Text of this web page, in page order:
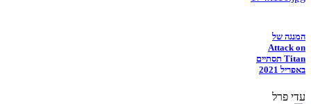
המנגה של
Attack on
Titan תסתיים
באפריל 2021
עדי פרל